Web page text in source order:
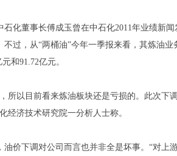
董事长傅成玉曾在中石化2011年业绩新闻
过，从“两桶油”今年一季报来看，其炼油
和91.72亿元。
以目前看来炼油板块还是亏损的。此次下
经济技术研究院一分析人士称。
下调对公司而言也并非全是坏事。“对上